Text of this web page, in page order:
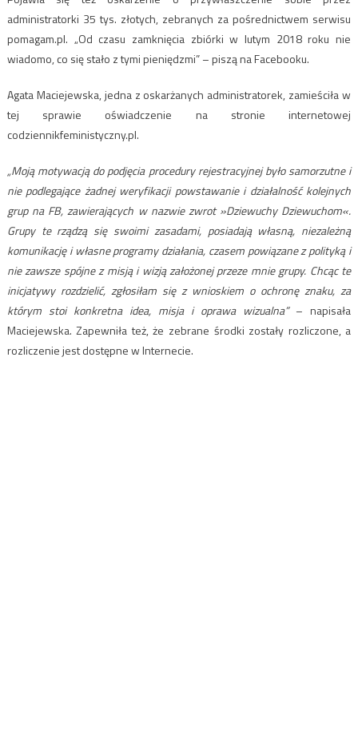
administratorki 35 tys. złotych, zebranych za pośrednictwem serwisu
pomagam.pl. „Od czasu zamknięcia zbiórki w lutym 2018 roku nie
wiadomo, co się stało z tymi pieniędzmi” – piszą na Facebooku.
Agata Maciejewska, jedna z oskarżanych administratorek, zamieściła w
tej sprawie oświadczenie na stronie internetowej
codziennikfeministyczny.pl.
„Moją motywacją do podjęcia procedury rejestracyjnej było samorzutne i
nie podlegające żadnej weryfikacji powstawanie i działalność kolejnych
grup na FB, zawierających w nazwie zwrot »Dziewuchy Dziewuchom«.
Grupy te rządzą się swoimi zasadami, posiadają własną, niezależną
komunikację i własne programy działania, czasem powiązane z polityką i
nie zawsze spójne z misją i wizją założonej przeze mnie grupy. Chcąc te
inicjatywy rozdzielić, zgłosiłam się z wnioskiem o ochronę znaku, za
którym stoi konkretna idea, misja i oprawa wizualna”– napisała
Maciejewska. Zapewniła też, że zebrane środki zostały rozliczone, a
rozliczenie jest dostępne w Internecie.